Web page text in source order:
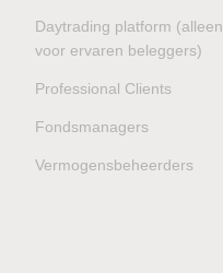
Daytrading platform (alleen
voor ervaren beleggers)
Professional Clients
Fondsmanagers
Vermogensbeheerders